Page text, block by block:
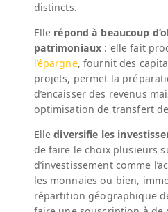
distincts.
Elle répond à beaucoup
patrimoniaux : elle fait
l’épargne, fournit des
projets, permet la
d’encaisser des revenus
optimisation de transfert
Ellediversifie les
de faire le choix plusieurs
d’investissement comme
les monnaies ou bien,
répartition géographique